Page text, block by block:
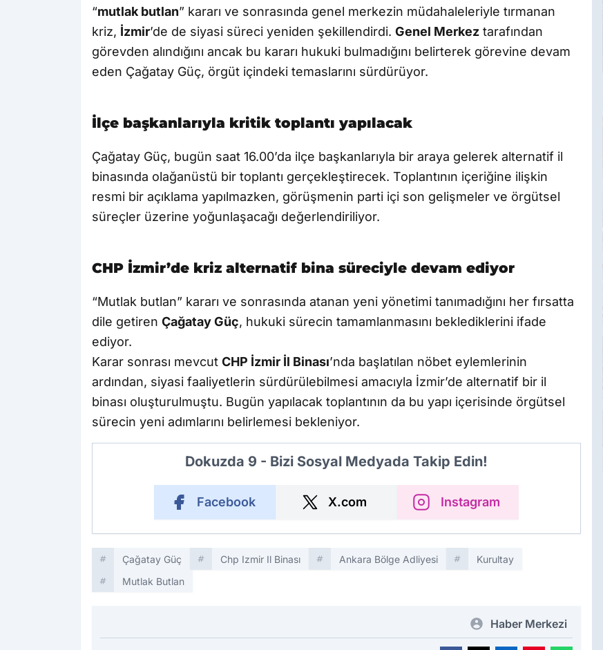
“mutlak butlan” kararı ve sonrasında genel merkezin müdahaleleriyle tırmanan
kriz, İzmir’de de siyasi süreci yeniden şekillendirdi. Genel Merkez tarafından
görevden alındığını ancak bu kararı hukuki bulmadığını belirterek görevine devam
eden Çağatay Güç, örgüt içindeki temaslarını sürdürüyor.
İlçe başkanlarıyla kritik toplantı yapılacak
Çağatay Güç, bugün saat 16.00’da ilçe başkanlarıyla bir araya gelerek alternatif il
binasında olağanüstü bir toplantı gerçekleştirecek. Toplantının içeriğine ilişkin
resmi bir açıklama yapılmazken, görüşmenin parti içi son gelişmeler ve örgütsel
süreçler üzerine yoğunlaşacağı değerlendiriliyor.
CHP İzmir’de kriz alternatif bina süreciyle devam ediyor
“Mutlak butlan” kararı ve sonrasında atanan yeni yönetimi tanımadığını her fırsatta
dile getiren Çağatay Güç, hukuki sürecin tamamlanmasını beklediklerini ifade
ediyor.
Karar sonrası mevcut CHP İzmir İl Binası’nda başlatılan nöbet eylemlerinin
ardından, siyasi faaliyetlerin sürdürülebilmesi amacıyla İzmir’de alternatif bir il
binası oluşturulmuştu. Bugün yapılacak toplantının da bu yapı içerisinde örgütsel
sürecin yeni adımlarını belirlemesi bekleniyor.
Dokuzda 9 - Bizi Sosyal Medyada Takip Edin!
Facebook X.com Instagram
Çağatay Güç Chp Izmir Il Binası Ankara Bölge Adliyesi
Kurultay
Mutlak Butlan
Haber Merkezi